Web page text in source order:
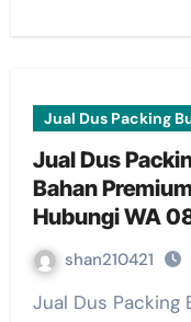
Jual Dus Packing
Jual Dus
Bahan
Hubungi WA
shan210421
Jual Dus Packing Burung di Ponorogo, Bahan